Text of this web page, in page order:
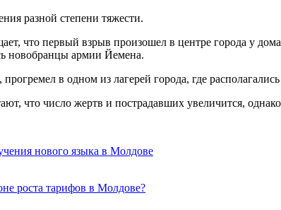
разной степени тяжести.
что первый взрыв произошел в центре города у
новобранцы армии Йемена.
в одном из лагерей города, где
что число жертв и пострадавших увеличится,
нового языка в Молдове
роста тарифов в Молдове?